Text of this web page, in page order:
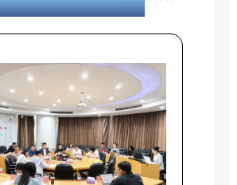
动汇聚资本与产业力量